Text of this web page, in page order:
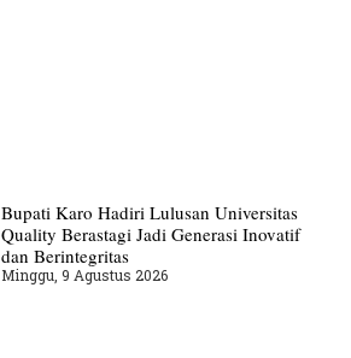
Bupati Karo Hadiri Lulusan Universitas
Quality Berastagi Jadi Generasi Inovatif
dan Berintegritas
Minggu, 9 Agustus 2026